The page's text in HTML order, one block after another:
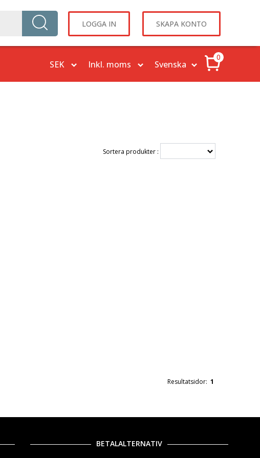
LOGGA IN SKAPA KONTO
0
Sortera produkter :
Resultatsidor: 1
BETALALTERNATIV